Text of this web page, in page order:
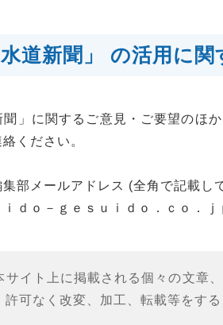
水道新聞」 の活用に
聞」に関するご意見・ご要望のほ
ください。
集部メールアドレス (全角で記載
ｄｏ－ｇｅｓｕｉｄｏ．ｃｏ．ｊ
サイト上に掲載される個々の文章
許可なく改変、加工、転載等をする